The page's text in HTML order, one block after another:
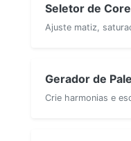
Seletor de
Ajuste matiz,
Gerador de
Crie harmonias e